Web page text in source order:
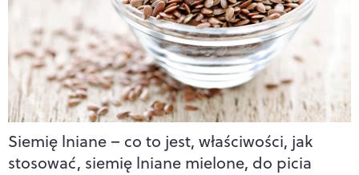
Siemię lniane – co to jest, właściwości, jak
stosować, siemię lniane mielone, do picia